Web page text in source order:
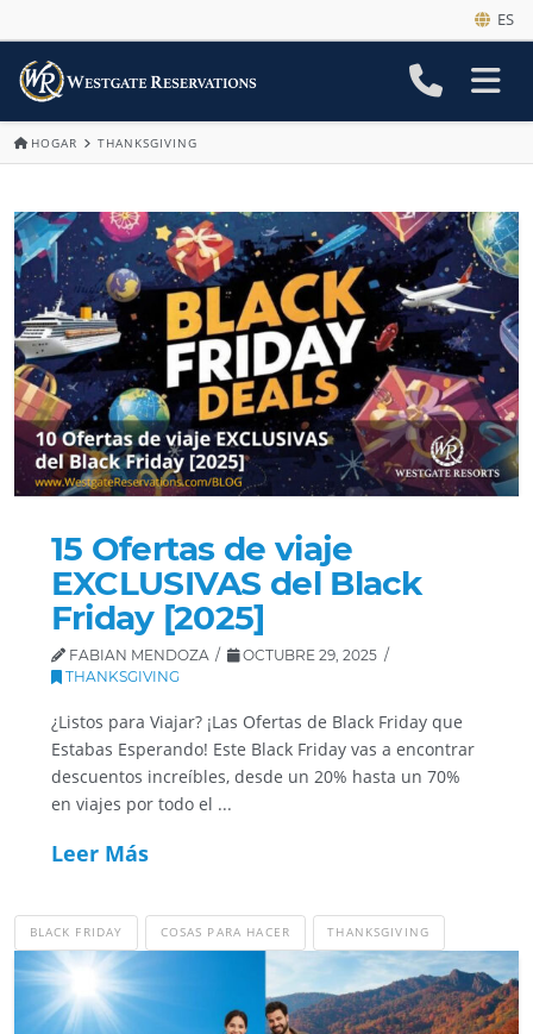
ES
HOGAR THANKSGIVING
15 Ofertas de viaje
EXCLUSIVAS del Black
Friday [2025]
FABIAN MENDOZA
OCTUBRE 29, 2025
THANKSGIVING
¿Listos para Viajar? ¡Las Ofertas de Black Friday que
Estabas Esperando! Este Black Friday vas a encontrar
descuentos increíbles, desde un 20% hasta un 70%
en viajes por todo el ...
Leer Más
BLACK FRIDAY COSAS PARA HACER THANKSGIVING